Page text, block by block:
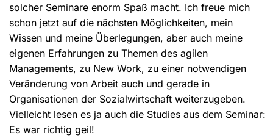
solcher Seminare enorm Spaß macht. Ich freue mich
schon jetzt auf die nächsten Möglichkeiten, mein
Wissen und meine Überlegungen, aber auch meine
eigenen Erfahrungen zu Themen des agilen
Managements, zu New Work, zu einer notwendigen
Veränderung von Arbeit auch und gerade in
Organisationen der Sozialwirtschaft weiterzugeben.
Vielleicht lesen es ja auch die Studies aus dem Seminar:
Es war richtig geil!